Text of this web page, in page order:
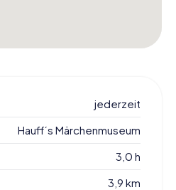
jederzeit
Hauff´s Märchenmuseum
3,0 h
3,9 km